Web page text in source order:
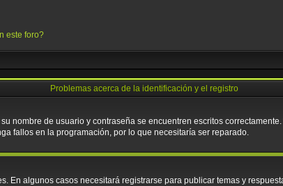
este foro?
Problemas acerca de la identificación y el registro
nombre de usuario y contraseña se encuentren escritos
fallos en la programación, por lo que necesitaría ser reparado.
En algunos casos necesitará registrarse para publicar temas y